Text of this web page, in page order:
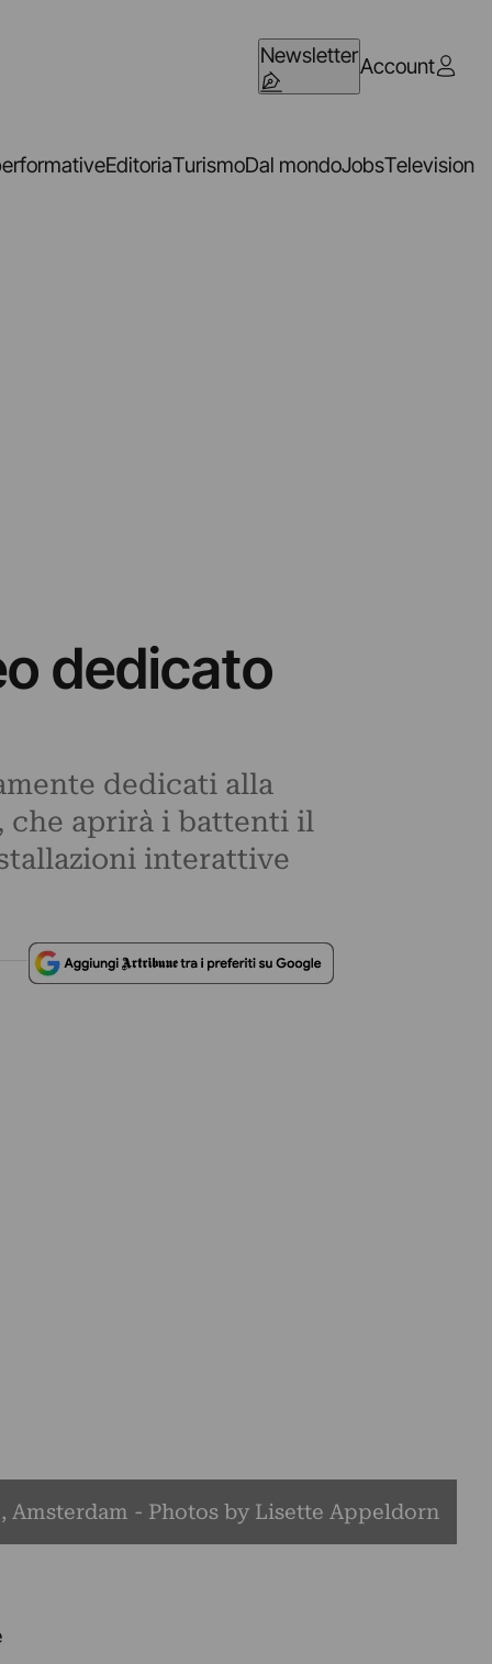
NewsletterAccount
EditoriaTurismoDal mondoJobsTelevision
dedicato
dedicati alla
che aprirà i battenti il
interattive
Amsterdam - Photos by Lisette Appeldorn